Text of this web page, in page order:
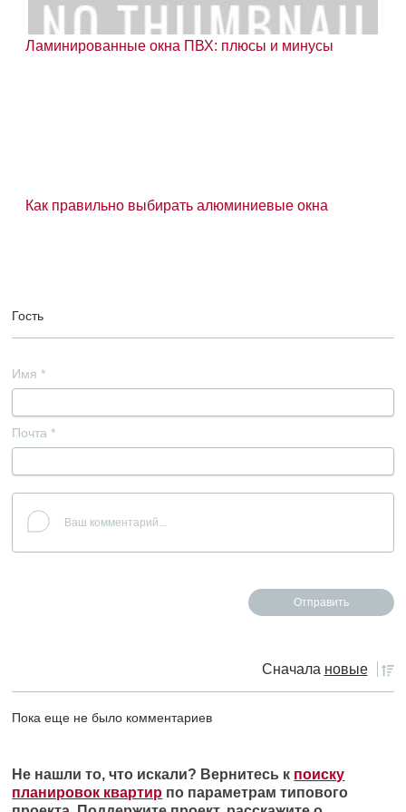
Ламинированные окна ПВХ: плюсы и минусы
Как правильно выбирать алюминиевые окна
Гость
Имя *
Почта *
Сначала новые
Пока еще не было комментариев
Не нашли то, что искали? Вернитесь к поиску
планировок квартир по параметрам типового